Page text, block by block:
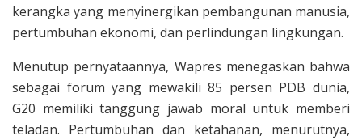
kerangka yang menyinergikan pembangunan manusia,
pertumbuhan ekonomi, dan perlindungan lingkungan.
Menutup pernyataannya, Wapres menegaskan bahwa
sebagai forum yang mewakili 85 persen PDB dunia,
G20 memiliki tanggung jawab moral untuk memberi
teladan. Pertumbuhan dan ketahanan, menurutnya,